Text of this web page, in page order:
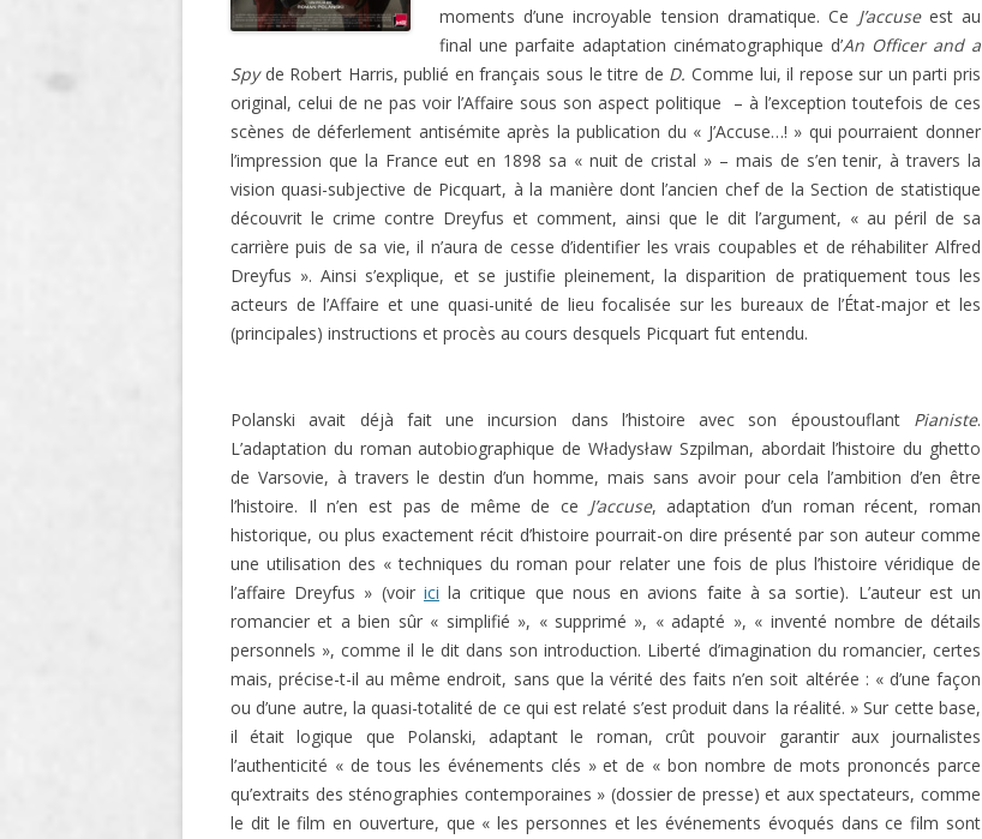
2023
2024
2025
moments d’une incroyable tension dramatique. Ce J’accuse est au
final une parfaite adaptation cinématographique d’An Officer and a
Spyde Robert Harris, publié en français sous le titre de D. Comme lui, il repose sur un parti pris
original, celui de ne pas voir l’Affaire sous son aspect politique – à l’exception toutefois de ces
scènes de déferlement antisémite après la publication du « J’Accuse…! » qui pourraient donner
l’impression que la France eut en 1898 sa « nuit de cristal » – mais de s’en tenir, à travers la
vision quasi-subjective de Picquart, à la manière dont l’ancien chef de la Section de statistique
découvrit le crime contre Dreyfus et comment, ainsi que le dit l’argument, « au péril de sa
carrière puis de sa vie, il n’aura de cesse d’identifier les vrais coupables et de réhabiliter Alfred
Dreyfus ». Ainsi s’explique, et se justifie pleinement, la disparition de pratiquement tous les
acteurs de l’Affaire et une quasi-unité de lieu focalisée sur les bureaux de l’État-major et les
(principales) instructions et procès au cours desquels Picquart fut entendu.
Polanski avait déjà fait une incursion dans l’histoire avec son époustouflant Pianiste.
L’adaptation du roman autobiographique de Władysław Szpilman, abordait l’histoire du ghetto
de Varsovie, à travers le destin d’un homme, mais sans avoir pour cela l’ambition d’en être
l’histoire. Il n’en est pas de même de ce J’accuse, adaptation d’un roman récent, roman
historique, ou plus exactement récit d’histoire pourrait-on dire présenté par son auteur comme
une utilisation des « techniques du roman pour relater une fois de plus l’histoire véridique de
l’affaire Dreyfus » (voir ici la critique que nous en avions faite à sa sortie). L’auteur est un
romancier et a bien sûr « simplifié », « supprimé », « adapté », « inventé nombre de détails
personnels », comme il le dit dans son introduction. Liberté d’imagination du romancier, certes
mais, précise-t-il au même endroit, sans que la vérité des faits n’en soit altérée : « d’une façon
ou d’une autre, la quasi-totalité de ce qui est relaté s’est produit dans la réalité. » Sur cette base,
il était logique que Polanski, adaptant le roman, crût pouvoir garantir aux journalistes
l’authenticité « de tous les événements clés » et de « bon nombre de mots prononcés parce
qu’extraits des sténographies contemporaines » (dossier de presse) et aux spectateurs, comme
le dit le film en ouverture, que « les personnes et les événements évoqués dans ce film sont